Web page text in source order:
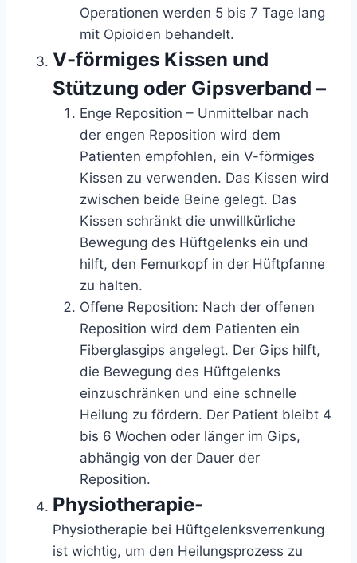
Operationen werden 5 bis 7 Tage lang
mit Opioiden behandelt.
V-förmiges Kissen und
Stützung oder Gipsverband –
Enge Reposition – Unmittelbar nach
der engen Reposition wird dem
Patienten empfohlen, ein V-förmiges
Kissen zu verwenden. Das Kissen wird
zwischen beide Beine gelegt. Das
Kissen schränkt die unwillkürliche
Bewegung des Hüftgelenks ein und
hilft, den Femurkopf in der Hüftpfanne
zu halten.
Offene Reposition: Nach der offenen
Reposition wird dem Patienten ein
Fiberglasgips angelegt. Der Gips hilft,
die Bewegung des Hüftgelenks
einzuschränken und eine schnelle
Heilung zu fördern. Der Patient bleibt 4
bis 6 Wochen oder länger im Gips,
abhängig von der Dauer der
Reposition.
Physiotherapie-
Physiotherapie bei Hüftgelenksverrenkung
ist wichtig, um den Heilungsprozess zu